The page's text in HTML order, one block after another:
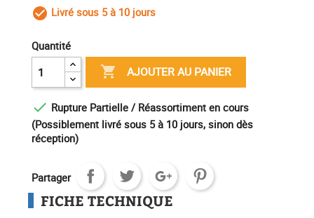
check_circle_outline
Livré sous 5 à 10 jours
Quantité
 AJOUTER AU PANIER
 Rupture Partielle / Réassortiment en cours
(Possiblement livré sous 5 à 10 jours, sinon dès
réception)
Partager
FICHE TECHNIQUE